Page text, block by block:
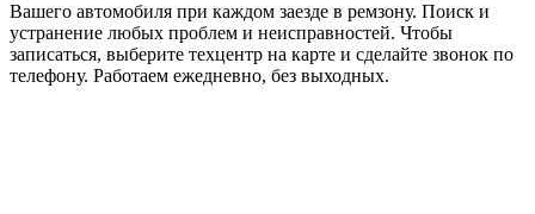
Вашего автомобиля при каждом заезде в ремзону. Поиск и
устранение любых проблем и неисправностей. Чтобы
записаться, выберите техцентр на карте и сделайте звонок по
телефону. Работаем ежедневно, без выходных.